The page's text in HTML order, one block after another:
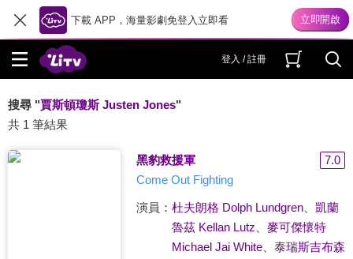
下載 APP，海量影劇免登入立即看
登入 / 註冊
搜尋 "賈斯頓瓊斯 Justen Jones"
共 1 筆結果
黑豹救援軍
7.0
Come Out Fighting
演員： 杜夫朗格 Dolph Lundgren、 凱蘭
魯茲 Kellan Lutz
麥可傑懷特
Michael Jai White、 泰瑞斯吉布森